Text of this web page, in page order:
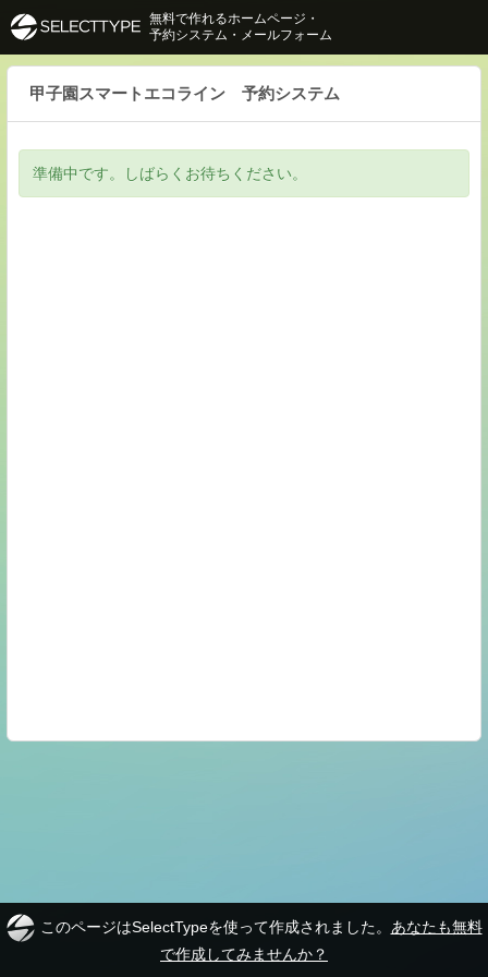
甲子園スマートエコライン 予約システム
準備中です。しばらくお待ちください。
無料で作れるホームページ・
予約システム・メールフォーム
このページはSelectTypeを使って作成されました。 あなたも無料
で作成してみませんか？